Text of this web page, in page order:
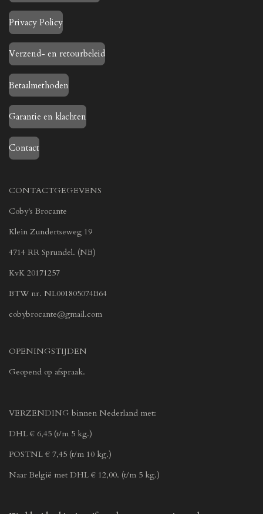
Privacy Policy
Verzend- en retourbeleid
Betaalmethoden
Garantie en klachten
Contact
CONTACTGEGEVENS
Coby's Brocante
Klein Zundertseweg 19
4714 RR Sprundel. (NB)
KvK 20171257
BTW nr. NL001805074B64
cobybrocante@gmail.com
OPENINGSTIJDEN
Geopend op afspraak.
VERZENDING binnen Nederland met:
DHL € 6,45 (t/m 5 kg.)
POSTNL € 7,45 (t/m 10 kg.)
Naar België met DHL € 12,00. (t/m 5 kg.)